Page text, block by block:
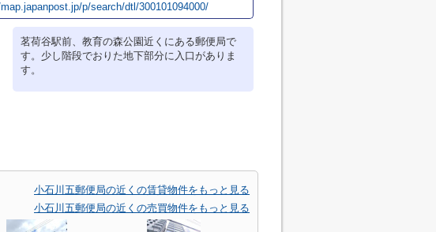
p/search/dtl/300101094000/
茗荷谷駅前、教育の森公園近くにある郵便局で
す。少し階段でおりた地下部分に入口がありま
す。
小石川五郵便局の近くの賃貸物件をもっと見る
小石川五郵便局の近くの売買物件をもっと見る